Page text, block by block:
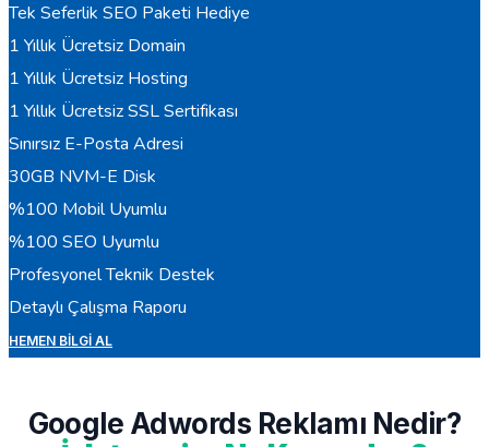
Tek Seferlik SEO Paketi Hediye
1 Yıllık Ücretsiz Domain
1 Yıllık Ücretsiz Hosting
1 Yıllık Ücretsiz SSL Sertifikası
Sınırsız E-Posta Adresi
30GB NVM-E Disk
%100 Mobil Uyumlu
%100 SEO Uyumlu
Profesyonel Teknik Destek
Detaylı Çalışma Raporu
HEMEN BILGI AL
Google Adwords Reklamı Nedir?